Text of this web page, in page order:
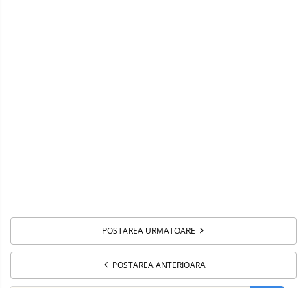
POSTAREA URMATOARE
POSTAREA ANTERIOARA